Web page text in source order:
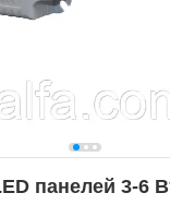
панелей 3-6